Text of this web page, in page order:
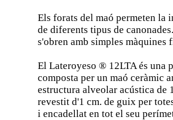
Els forats del maó permeten la
de diferents tipus de
s'obren amb simples màquines
El Lateroyeso ® 12LTA és una
composta per un maó ceràmic
estructura alveolar acústica de
revestit d'1 cm. de guix per
i encadellat en tot el seu